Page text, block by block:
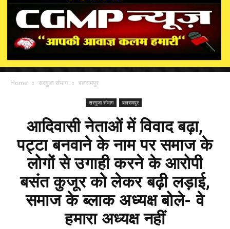
Home सरगुजा संभाग बलरामपुर
सरगुजा संभाग बलरामपुर
आदिवासी नेताओं में विवाद बढ़ा,
पट्टा बनवाने के नाम पर समाज के
लोगों से उगाही करने के आरोपी
बसंत कुजूर को लेकर बढ़ी लड़ाई,
समाज के ब्लाक अध्यक्ष बोले- वे
हमारा अध्यक्ष नहीं